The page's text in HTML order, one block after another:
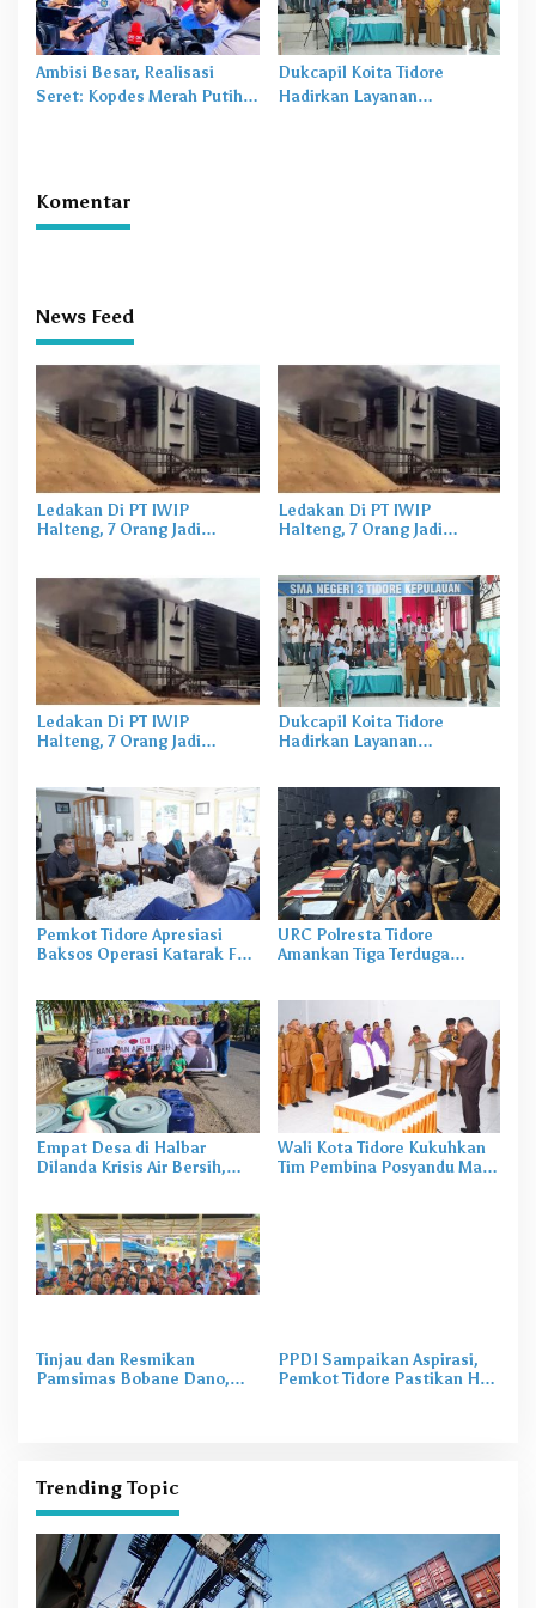
Ambisi Besar, Realisasi
Seret: Kopdes Merah Putih
Dukcapil Koita Tidore
Hadirkan Layanan
Komentar
News Feed
Ledakan Di PT IWIP
Halteng, 7 Orang Jadi
Ledakan Di PT IWIP
Halteng, 7 Orang Jadi
Ledakan Di PT IWIP
Halteng, 7 Orang Jadi
Dukcapil Koita Tidore
Hadirkan Layanan
Pemkot Tidore Apresiasi
Baksos Operasi Katarak FK-
URC Polresta Tidore
Amankan Tiga Terduga
Empat Desa di Halbar
Dilanda Krisis Air Bersih,
Wali Kota Tidore Kukuhkan
Tim Pembina Posyandu Masa
Tinjau dan Resmikan
Pamsimas Bobane Dano,
PPDI Sampaikan Aspirasi,
Pemkot Tidore Pastikan Hak
Trending Topic